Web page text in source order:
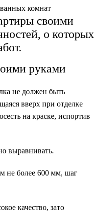
комнат
своими
о которых
руками
не должен быть
вверх при отделке
на краске, испортив
выравнивать.
не более 600 мм, шаг
качество, зато